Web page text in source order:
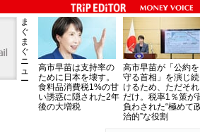
ま
ぐ
ま
ぐ
ニ
ュ
ー
高市早苗は支持率の
ために日本を壊す。
食料品消費税1%の甘
い誘惑に隠された2年
後の大増税
高市早苗が「公約を
守る首相」を演じ続
けるため、ただそれ
だけ。税率1％策が
負わされた“極めて
治的”な役割